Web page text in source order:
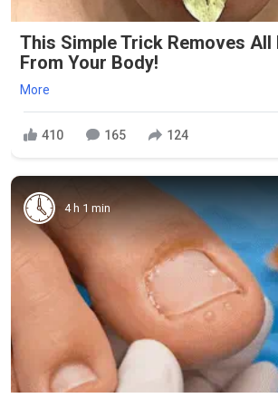
This Simple Trick Removes All
From Your Body!
More
410 165 124
4 h 1 min